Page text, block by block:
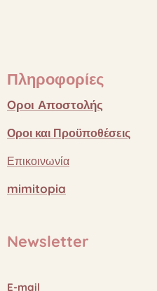
Πληροφορίες
Oροι Αποστολής
Οροι και Προϋποθέσεις
Επικοινωνία
mimitopia
Newsletter
E-mail